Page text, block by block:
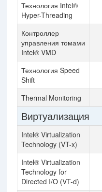
Технология Intel®
Hyper-Threading
Контроллер
управления томами
Intel® VMD
Технология Speed
Shift
Thermal Monitoring
Виртуализация
Intel® Virtualization
Technology (VT-x)
Intel® Virtualization
Technology for
Directed I/O (VT-d)